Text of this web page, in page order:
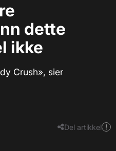
dette
ikke
Crush», sier
Del artikkel